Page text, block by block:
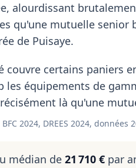
alourdissant
qu'une mutuelle senior
de Puisaye.
couvre certains paniers
les équipements de
là qu'une
2024, DREES 2024, données
médian de 21 710 € par